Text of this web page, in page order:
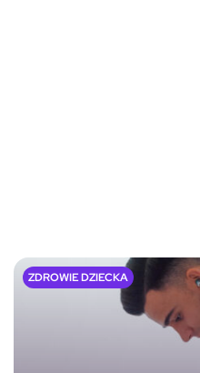
ZDROWIE DZIECKA